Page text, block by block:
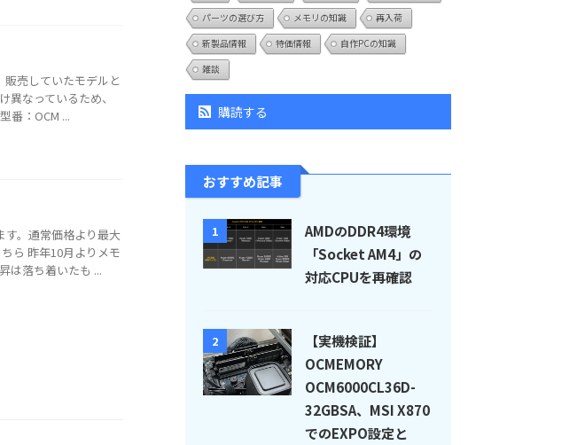
販売していたモデルと
なっているため、
番：OCM ...
す。通常価格より最大
ら 昨年10月よりメモ
は落ち着いたも ...
パーツの選び方
メモリの知識
再入荷
新製品情報
特価情報
自作PCの知識
雑談
購読する
おすすめ記事
1
AMDのDDR4環境
「Socket AM4」の
対応CPUを再確認
2
【実機検証】
OCMEMORY
OCM6000CL36D-
32GBSA、MSI X870
でのEXPO設定と